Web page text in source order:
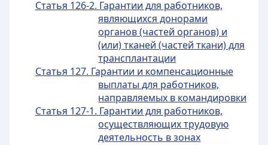
Статья 126-2. Гарантии для работников,
являющихся донорами
органов (частей органов) и
(или) тканей (частей ткани) для
трансплантации
Статья 127. Гарантии и компенсационные
выплаты для работников,
направляемых в командировки
Статья 127-1. Гарантии для работников,
осуществляющих трудовую
деятельность в зонах